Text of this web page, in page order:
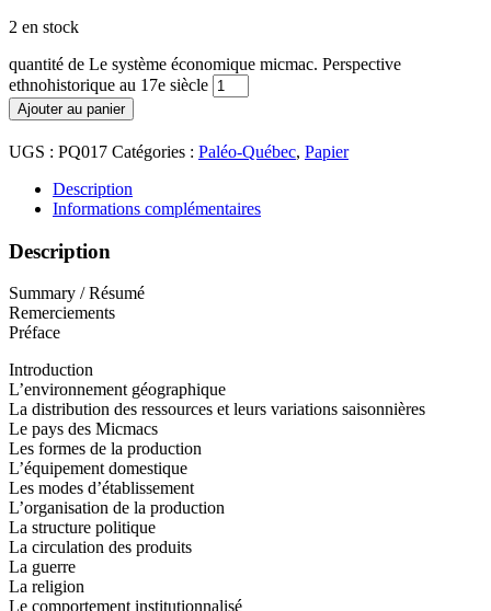
2 en stock
quantité de Le système économique micmac. Perspective
ethnohistorique au 17e siècle
Ajouter au panier
UGS : PQ017 Catégories : Paléo-Québec, Papier
Description
Informations complémentaires
Description
Summary / Résumé
Remerciements
Préface
Introduction
L’environnement géographique
La distribution des ressources et leurs variations saisonnières
Le pays des Micmacs
Les formes de la production
L’équipement domestique
Les modes d’établissement
L’organisation de la production
La structure politique
La circulation des produits
La guerre
La religion
Le comportement institutionnalisé